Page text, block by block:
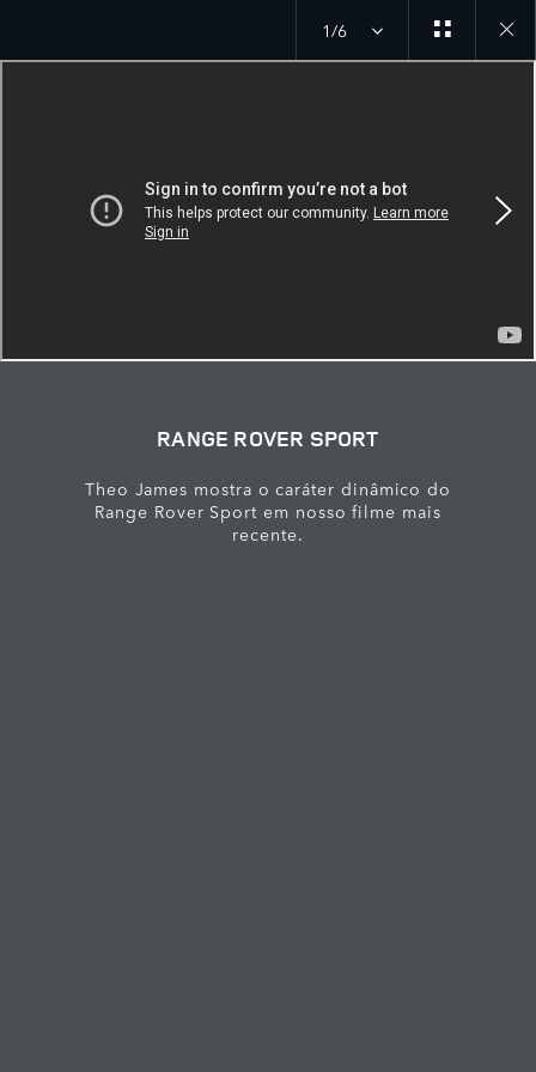
1/6
Close
RANGE ROVER SPORT
Theo James mostra o caráter dinâmico do
Range Rover Sport em nosso filme mais
recente.